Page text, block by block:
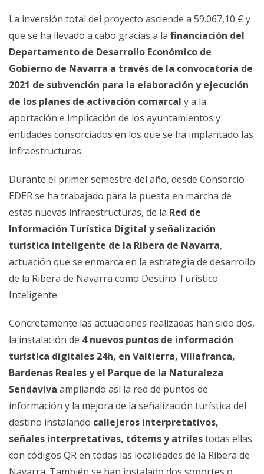
La inversión total del proyecto asciende a 59.067,10 € y
que se ha llevado a cabo gracias a la financiación del
Departamento de Desarrollo Económico de
Gobierno de Navarra a través de la convocatoria de
2021 de subvención para la elaboración y ejecución
de los planes de activación comarcal y a la
aportación e implicación de los ayuntamientos y
entidades consorciados en los que se ha implantado las
infraestructuras.
Durante el primer semestre del año, desde Consorcio
EDER se ha trabajado para la puesta en marcha de
estas nuevas infraestructuras, de la Red de
Información Turística Digital y señalización
turística inteligente de la Ribera de Navarra,
actuación que se enmarca en la estrategia de desarrollo
de la Ribera de Navarra como Destino Turístico
Inteligente.
Concretamente las actuaciones realizadas han sido dos,
la instalación de 4 nuevos puntos de información
turística digitales 24h, en Valtierra, Villafranca,
Bardenas Reales y el Parque de la Naturaleza
Sendaviva ampliando así la red de puntos de
información y la mejora de la señalización turística del
destino instalando callejeros interpretativos,
señales interpretativas, tótems y atrilestodas ellas
con códigos QR en todas las localidades de la Ribera de